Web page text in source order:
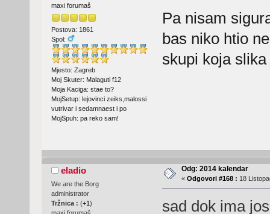
maxi forumaš
Postova: 1861
Spol:
Mjesto: Zagreb
Moj Skuter: Malaguti f12
Moja Kaciga: stae to?
MojSetup: lejovinci zeiks,malossi
vutrivar i sedamnaest i po
MojSpuh: pa reko sam!
Pa nisam
bas niko htio
skupi koja
eladio
We are the Borg
administrator
Tržnica : (+1)
Odg: 2014 kalendar
« Odgovori #168 : 18
sad dok ima